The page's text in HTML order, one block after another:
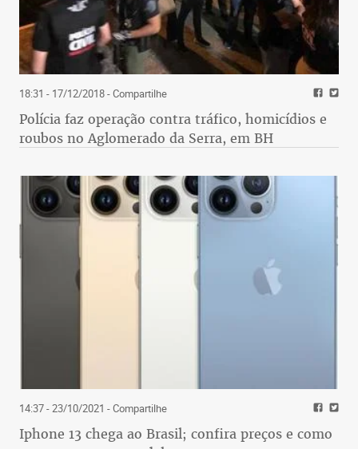
18:31 - 17/12/2018- Compartilhe
Polícia faz operação contra tráfico, homicídios e
roubos no Aglomerado da Serra, em BH
14:37 - 23/10/2021 - Compartilhe
Iphone 13 chega ao Brasil; confira preços e como